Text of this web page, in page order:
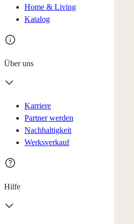
Home & Living
Katalog
Über uns
Karriere
Partner werden
Nachhaltigkeit
Werksverkauf
Hilfe